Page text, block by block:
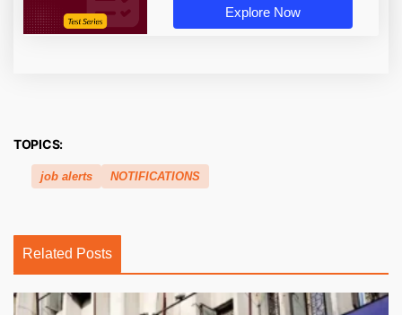
Explore Now
TOPICS:
job alerts NOTIFICATIONS
Related Posts